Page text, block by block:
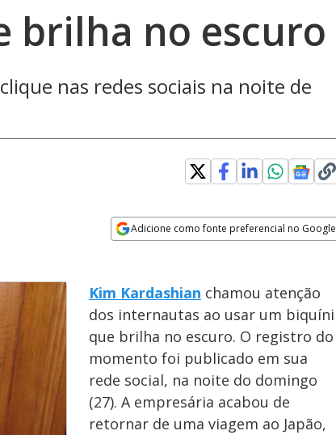
brilha no escuro
nas redes sociais na noite de
Adicione como fonte preferencial no Google
Kim Kardashian chamou atenção
dos internautas ao usar um biquíni
que brilha no escuro. O registro do
momento foi publicado em sua
rede social, na noite do domingo
(27). A empresária acabou de
retornar de uma viagem ao Japão,